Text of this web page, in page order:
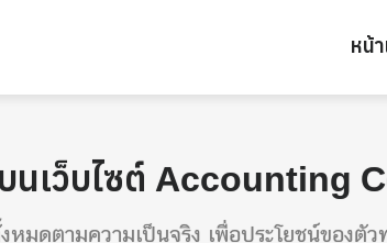
หน้
นเว็บไซต์ Accounting
มดตามความเป็นจริง เพื่อประโยชน์ของตัว